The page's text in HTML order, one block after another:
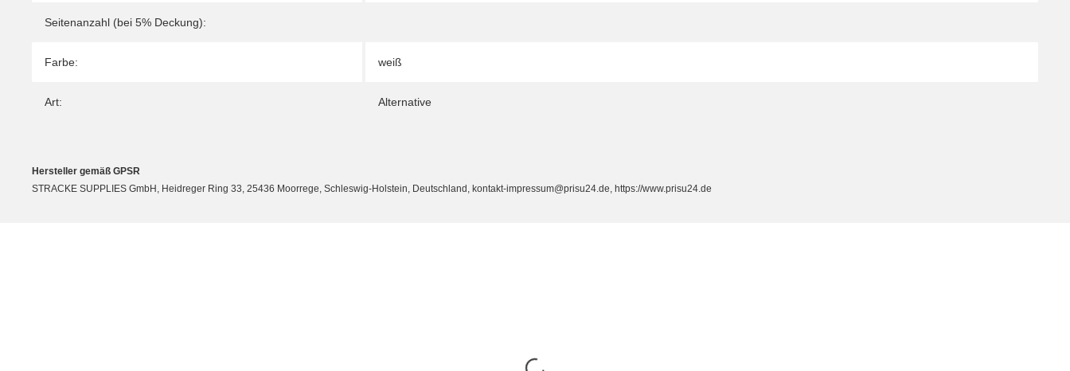
Seitenanzahl (bei 5% Deckung):
Farbe: weiß
Art: Alternative
Hersteller gemäß GPSR
STRACKE SUPPLIES GmbH, Heidreger Ring 33, 25436 Moorrege, Schleswig-Holstein, Deutschland, kontakt-impressum@prisu24.de, https://www.prisu24.de